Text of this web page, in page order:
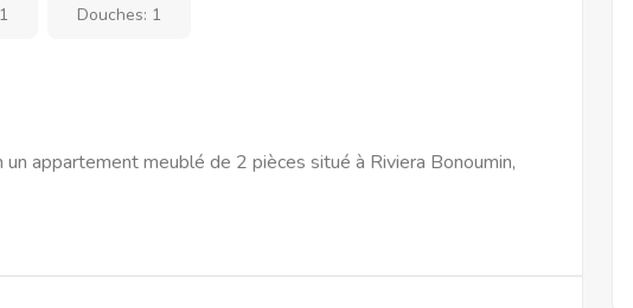
1 Douches: 1
appartement meublé de 2 pièces situé à Riviera Bonoumin,